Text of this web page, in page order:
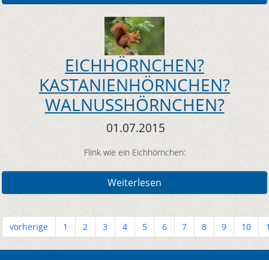
EICHHÖRNCHEN?
KASTANIENHÖRNCHEN?
WALNUSSHÖRNCHEN?
01.07.2015
Flink wie ein Eichhörnchen:
Weiterlesen
vorherige 1 2 3 4 5 6 7 8 9 10